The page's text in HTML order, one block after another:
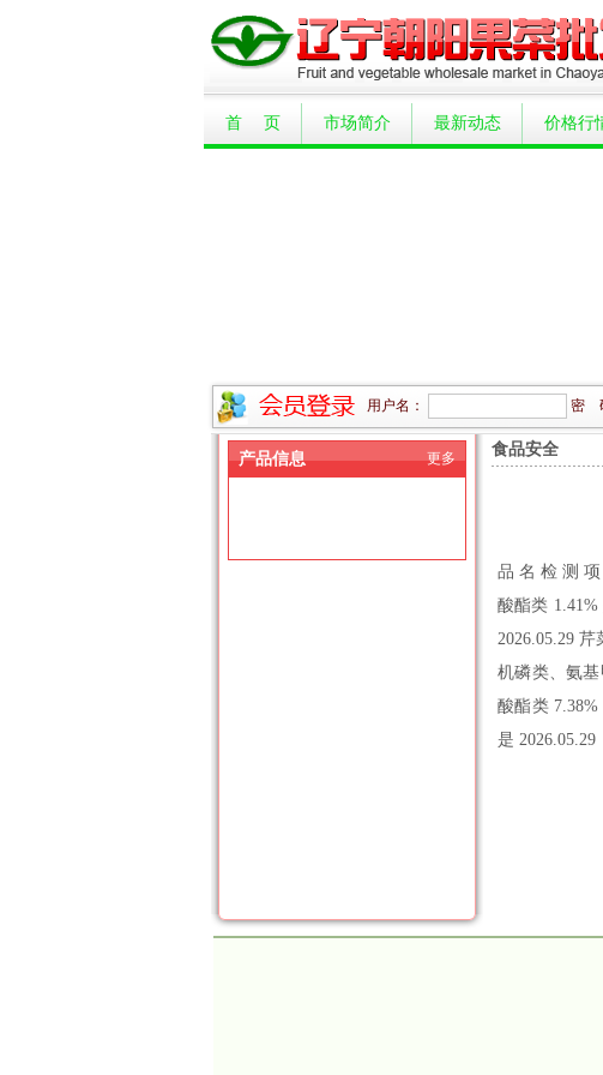
首 页 市场简介 最新动态 价格行
用户名： 密
产品信息 更多 食品安全
品 名 检 测
酸酯类
2026.05.29
机磷类、氨基
酸酯类
是 2026.05.29